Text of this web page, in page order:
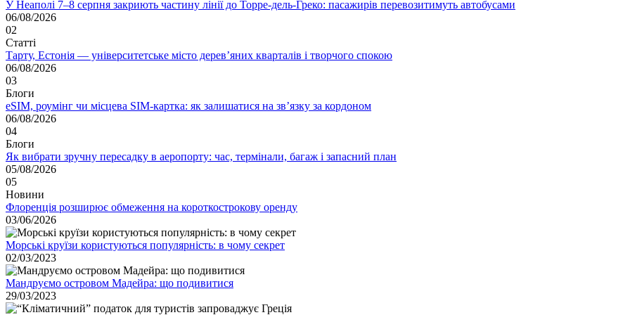
У Неаполі 7–8 серпня закриють частину лінії до Торре-дель-Греко: пасажирів перевозитимуть автобусами
06/08/2026
02
Статті
Тарту, Естонія — університетське місто дерев’яних кварталів і творчого спокою
06/08/2026
03
Блоги
eSIM, роумінг чи місцева SIM-картка: як залишатися на зв’язку за кордоном
06/08/2026
04
Блоги
Як вибрати зручну пересадку в аеропорту: час, термінали, багаж і запасний план
05/08/2026
05
Новини
Флоренція розширює обмеження на короткострокову оренду
03/06/2026
Морські круїзи користуються популярність: в чому секрет
02/03/2023
Мандруємо островом Мадейра: що подивитися
29/03/2023